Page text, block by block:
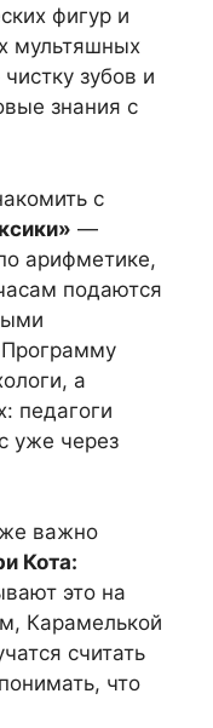
фигур и
мультяшных
зубов и
знания с
с
—
арифметике,
подаются
а
педагоги
уже через
важно
Кота:
это на
Карамелькой
считать
что